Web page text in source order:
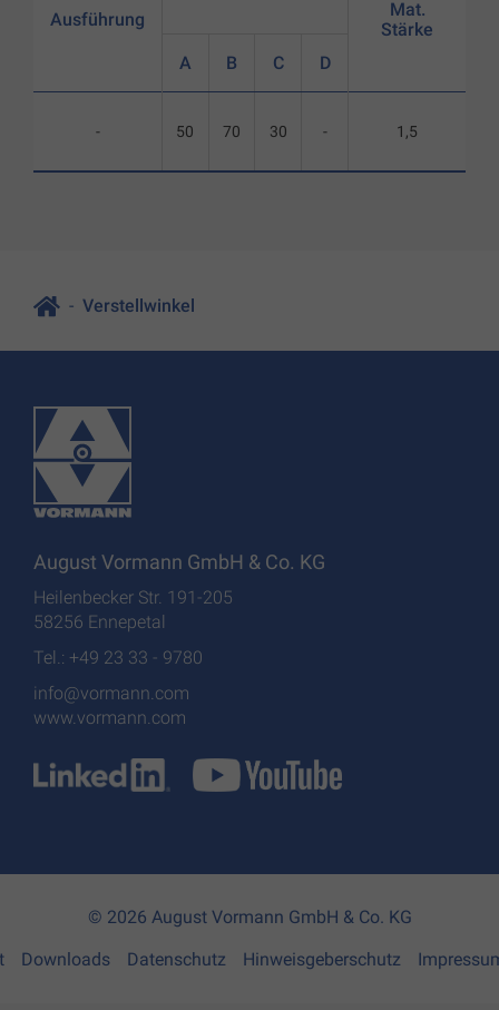
Ausführung
-
A B C D
50 70 30 -
Mat.
Stärke
1,5
Verstellwinkel
August Vormann GmbH & Co. KG
Heilenbecker Str. 191-205
58256 Ennepetal
Tel.: +49 23 33 - 9780
info@vormann.com
www.vormann.com
© 2026 August Vormann GmbH & Co. KG
Downloads Datenschutz Hinweisgeberschutz